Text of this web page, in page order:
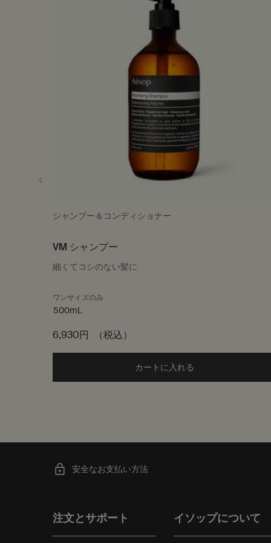
シャンプー＆コンディショナー
VM シャンプー
細くてコシのない髪に
ワンサイズのみ
500mL
6,930円 （税込）
カートに入れる
安全なお支払い方法
注文とサポート イソップについて